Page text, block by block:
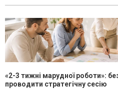
«2-3 тижні марудної роботи»:
проводити стратегічну сесію